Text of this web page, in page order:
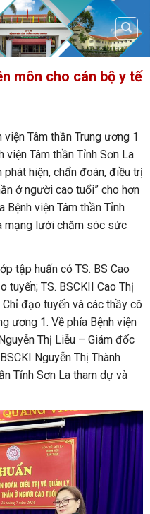
môn cho cán bộ y tế
Tâm thần Trung ương 1
viện Tâm thần Tỉnh Sơn La
hiện, chẩn đoán, điều trị
ở người cao tuổi” cho hơn
Bệnh viện Tâm thần Tỉnh
mạng lưới chăm sóc sức
tập huấn có TS. BS Cao
tuyến; TS. BSCKII Cao Thị
đạo tuyến và các thầy cô
ương 1. Về phía Bệnh viện
Thị Liễu – Giám đốc
Nguyễn Thị Thành
Tỉnh Sơn La tham dự và